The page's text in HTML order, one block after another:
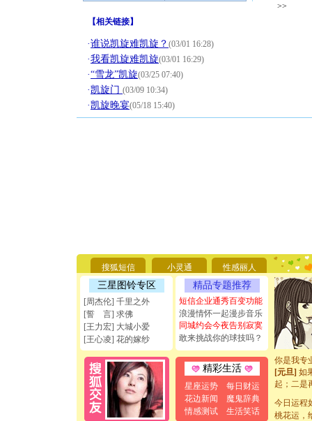
>>
【相关链接】
·谁说凯旋难凯旋？ (03/01 16:28)
·我看凯旋难凯旋(03/01 16:29)
·“雪龙”凯旋(03/25 07:40)
·凯旋门 (03/09 10:34)
·凯旋晚宴(05/18 15:40)
搜狐短信 小灵通 性感丽人
三星图铃专区
[周杰伦] 千里之外
[誓 言] 求佛
[王力宏] 大城小爱
[王心凌] 花的嫁纱
精品专题推荐
短信企业通秀百变功能
浪漫情怀一起漫步音乐
同城约会今夜告别寂寞
敢来挑战你的球技吗？
精彩生活
星座运势
每日财运
花边新闻
魔鬼辞典
情感测试
生活笑话
要平安！
[圣诞节]
能正大光
天都要快
[圣诞节]
如意,快
[元旦]看
断电。爱
你是我专
[元旦] 如
起；二是
[元旦]当
泣，这痛
今日运程
桃花运，